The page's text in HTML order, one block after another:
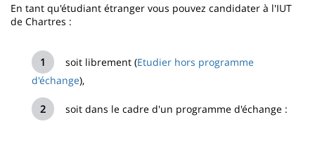
En tant qu'étudiant étranger vous pouvez candidater à l'IUT
de Chartres :
soit librement (Etudier hors programme
d'échange),
soit dans le cadre d'un programme d'échange :